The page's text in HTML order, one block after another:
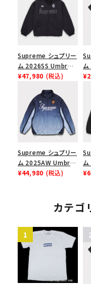
Supreme シュプリー
ム 2026SS Umbro
Rhinestone Track
インストーン トラック
ジャケット ブラック
¥47,980 (税込)
Supreme シュプリー
ム 2025AW Umbro
Gradient Track
ジャケット ネイビー
¥44,980 (税込)
ム
カテゴ